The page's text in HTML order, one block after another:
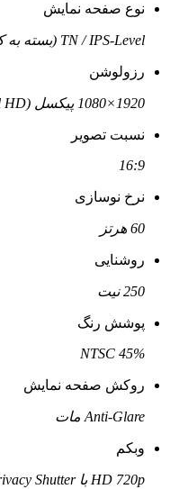
نوع صفحه نمایش
TN / IPS-Level (بسته به کانفیگ)
رزولوشن
1920×1080 پیکسل (Full HD)
نسبت تصویر
16:9
نرخ نوسازی
60 هرتز
روشنایی
250 نیت
پوشش رنگ
45% NTSC
روکش صفحه نمایش
Anti-Glare مات
وبکم
HD 720p با Privacy Shutter